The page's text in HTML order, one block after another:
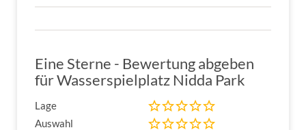
Eine Sterne - Bewertung abgeben
für Wasserspielplatz Nidda Park
Lage
Auswahl